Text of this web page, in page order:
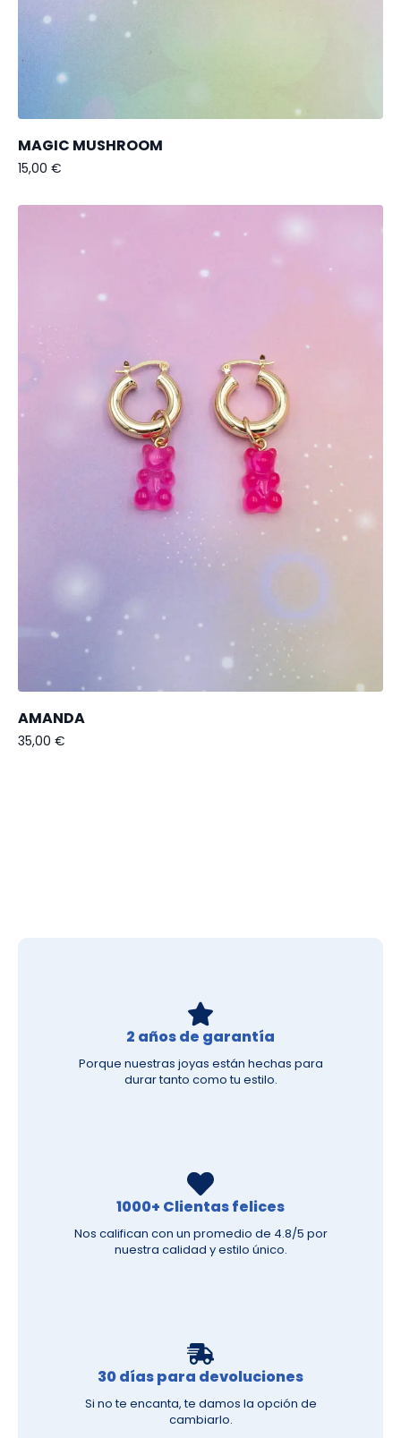
MAGIC MUSHROOM
15,00 €
AMANDA
35,00 €
2 años de garantía
Porque nuestras joyas están hechas para
durar tanto como tu estilo.
1000+ Clientas felices
Nos califican con un promedio de 4.8/5 por
nuestra calidad y estilo único.
30 días para devoluciones
Si no te encanta, te damos la opción de
cambiarlo.